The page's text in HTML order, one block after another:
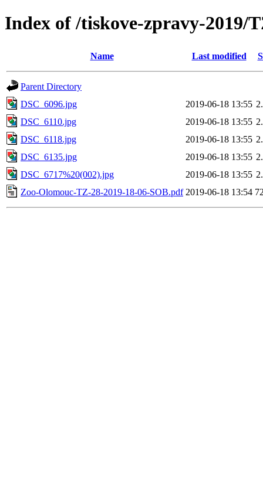
Index of /tiskove-zpravy-2019/
Name Last modified
Parent Directory
DSC_6096.jpg
2019-06-18 13:55
DSC_6110.jpg
2019-06-18 13:55
DSC_6118.jpg
2019-06-18 13:55
DSC_6135.jpg
2019-06-18 13:55
DSC_6717%20(002).jpg
2019-06-18 13:55
Zoo-Olomouc-TZ-28-2019-18-06-SOB.pdf 2019-06-18 13:54